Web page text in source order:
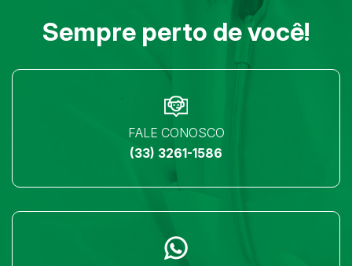
Sempre perto de você!
FALE CONOSCO
(33) 3261-1586